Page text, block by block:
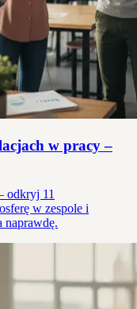
w pracy –
odkryj 11
w zespole i
naprawdę.